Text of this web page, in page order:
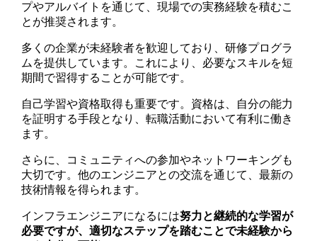
プやアルバイトを通じて、現場での実務経験を積むこ
とが推奨されます。
多くの企業が未経験者を歓迎しており、研修プログラ
ムを提供しています。これにより、必要なスキルを短
期間で習得することが可能です。
自己学習や資格取得も重要です。資格は、自分の能力
を証明する手段となり、転職活動において有利に働き
ます。
さらに、コミュニティへの参加やネットワーキングも
大切です。他のエンジニアとの交流を通じて、最新の
技術情報を得られます。
インフラエンジニアになるには努力と継続的な学習が
必要ですが、適切なステップを踏むことで未経験から